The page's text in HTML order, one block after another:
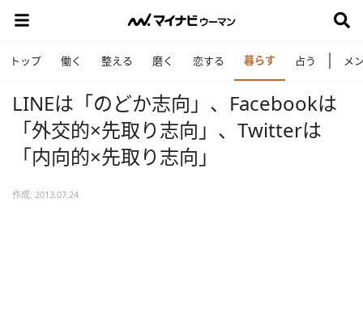
トップ 働く 整える 磨く 恋する 暮らす 占う メ
LINEは「のどか志向」、Facebookは
「外交的×先取り志向」、Twitterは
「内向的×先取り志向」
作成: 2013.07.24